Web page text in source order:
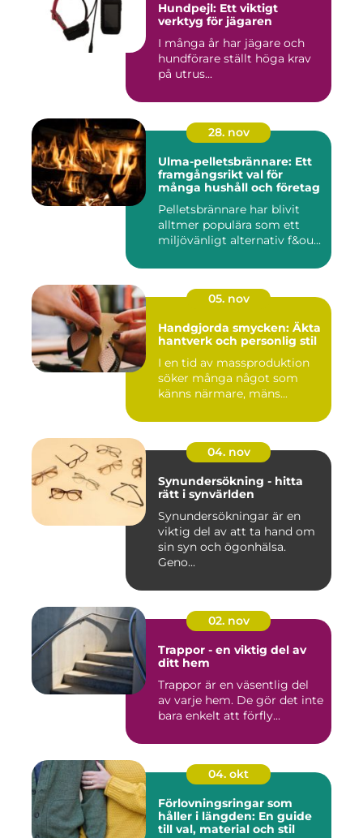
Hundpejl: Ett viktigt
verktyg för jägaren
I många år har jägare och
hundförare ställt höga krav
på utrus...
28. nov
Ulma-pelletsbrännare: Ett
framgångsrikt val för
många hushåll och företag
Pelletsbrännare har blivit
alltmer populära som ett
miljövänligt alternativ f&ou...
05. nov
Handgjorda smycken: Äkta
hantverk och personlig stil
I en tid av massproduktion
söker många något som
känns närmare, mäns...
04. nov
Synundersökning - hitta
rätt i synvärlden
Synundersökningar är en
viktig del av att ta hand om
sin syn och ögonhälsa.
Geno...
02. nov
Trappor - en viktig del av
ditt hem
Trappor är en väsentlig del
av varje hem. De gör det inte
bara enkelt att förfly...
04. okt
Förlovningsringar som
håller i längden: En guide
till val, material och stil